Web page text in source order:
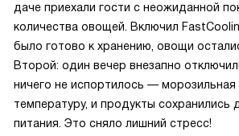
даче приехали гости с неожиданной
количества овощей. Включил
было готово к хранению, овощи
Второй: один вечер внезапно
ничего не испортилось —
температуру, и продукты сохранились
питания. Это сняло лишний стресс!